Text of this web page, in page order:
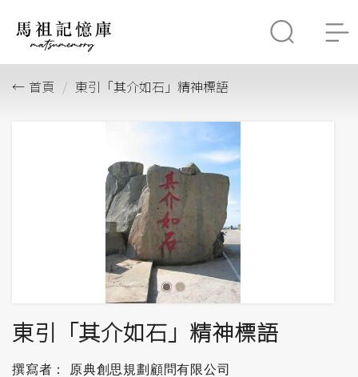
首頁 東引「其介如石」精神標語
東引「其介如石」精神標語
撰寫者： 原典創思規劃顧問有限公司